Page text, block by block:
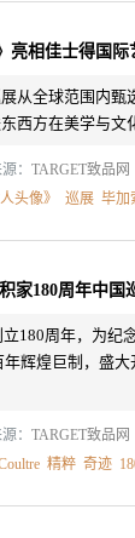
亮相佳士得国际
从全球范围内
西方在美学与文
： TARGET致品网
头像》 巡展 毕加
家180周年中国
180周年，为纪
年辉煌巨制，盛
： TARGET致品网
精粹 奇迹